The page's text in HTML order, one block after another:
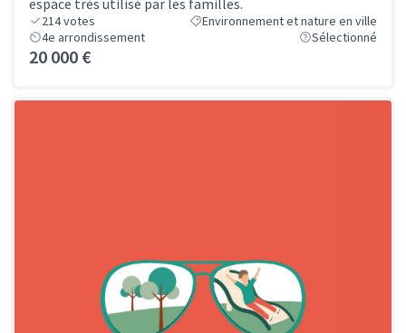
espace très utilisé par les familles.
214votes
Environnement et nature en ville
4e arrondissement
Sélectionné
20 000 €